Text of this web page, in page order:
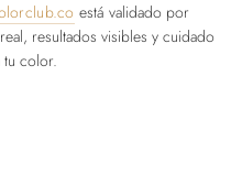
está validado por
resultados visibles y cuidado
tu color.